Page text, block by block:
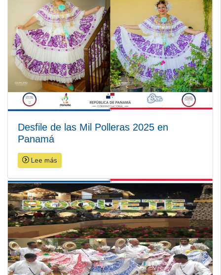
Desfile de las Mil Polleras 2025 en
Panamá
Lee más